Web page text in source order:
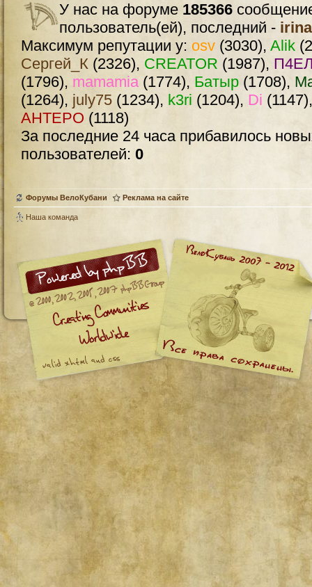
У нас на форуме 185366
пользователь(ей), последний -
Максимум репутации у: osv (3030), Alik
Сергей_К (2326), CREATOR (1987),
(1796), mamamia(1774), Батыр (1708),
(1264), july75 (1234), k3ri (1204), Di
AHTEPO (1118)
За последние 24 часа прибавилось
пользователей: 0
Форумы ВелоКубани Реклама на сайте
Наша команда